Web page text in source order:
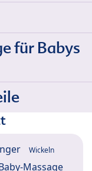
für Babys
Wickeln
Massage